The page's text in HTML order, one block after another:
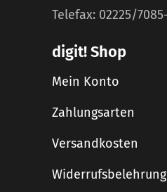
Telefax: 02225/
digit! Shop
Mein Konto
Zahlungsarten
Versandkosten
Widerrufsbelehrung